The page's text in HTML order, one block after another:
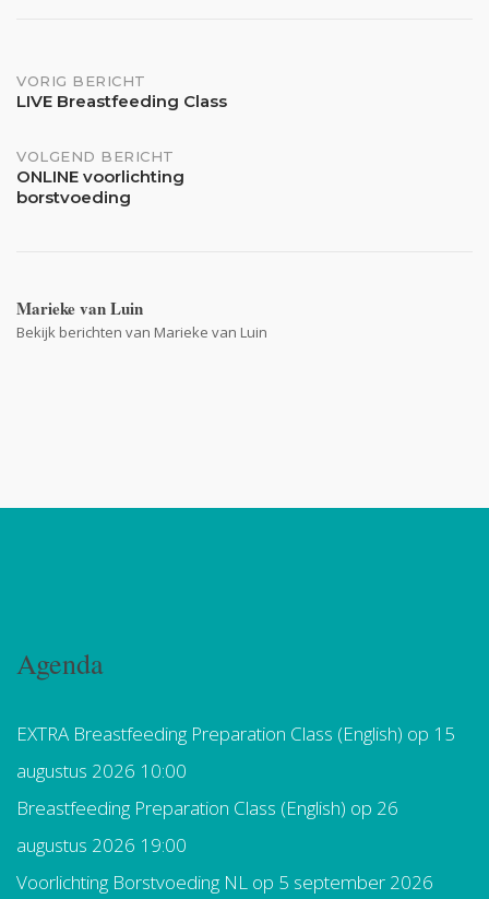
Bericht
VORIG BERICHT
LIVE Breastfeeding Class
VOLGEND BERICHT
ONLINE voorlichting
borstvoeding
Marieke van Luin
Bekijk berichten van Marieke van Luin
Agenda
EXTRA Breastfeeding Preparation Class (English) op 15
augustus 2026 10:00
Breastfeeding Preparation Class (English) op 26
augustus 2026 19:00
Voorlichting Borstvoeding NL op 5 september 2026